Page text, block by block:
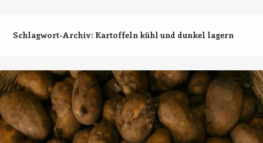
Schlagwort-Archiv: Kartoffeln kühl und dunkel lagern